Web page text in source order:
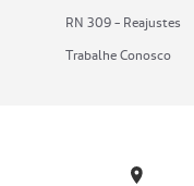
RN 309 - Reajustes
Trabalhe Conosco